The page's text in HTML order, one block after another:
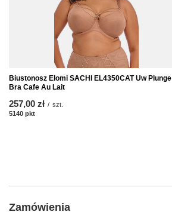
Biustonosz Elomi SACHI EL4350CAT Uw Plunge
Bra Cafe Au Lait
257,00 zł / szt.
5140 pkt
Zamówienia